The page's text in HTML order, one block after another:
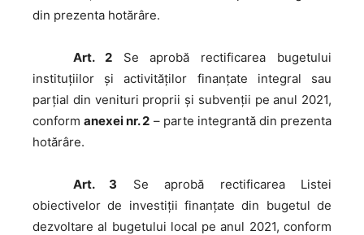
din prezenta hotărâre.
Art. 2Se aprobă rectificarea bugetului
instituțiilor și activităților finanțate integral sau
parțial din venituri proprii și subvenții pe anul 2021,
conformanexei nr. 2 – parte integrantă din prezenta
hotărâre.
Art. 3 Se aprobă rectificarea Listei
obiectivelor de investiţii finanţate din bugetul de
dezvoltare al bugetului local pe anul 2021, conform